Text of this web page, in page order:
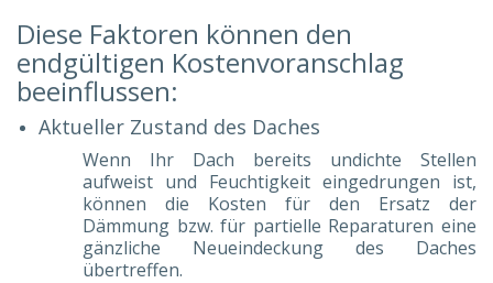
Diese Faktoren können den
endgültigen Kostenvoranschlag
beeinflussen:
Aktueller Zustand des Daches
Wenn Ihr Dach bereits undichte Stellen
aufweist und Feuchtigkeit eingedrungen ist,
können die Kosten für den Ersatz der
Dämmung bzw. für partielle Reparaturen eine
gänzliche Neueindeckung des Daches
übertreffen.